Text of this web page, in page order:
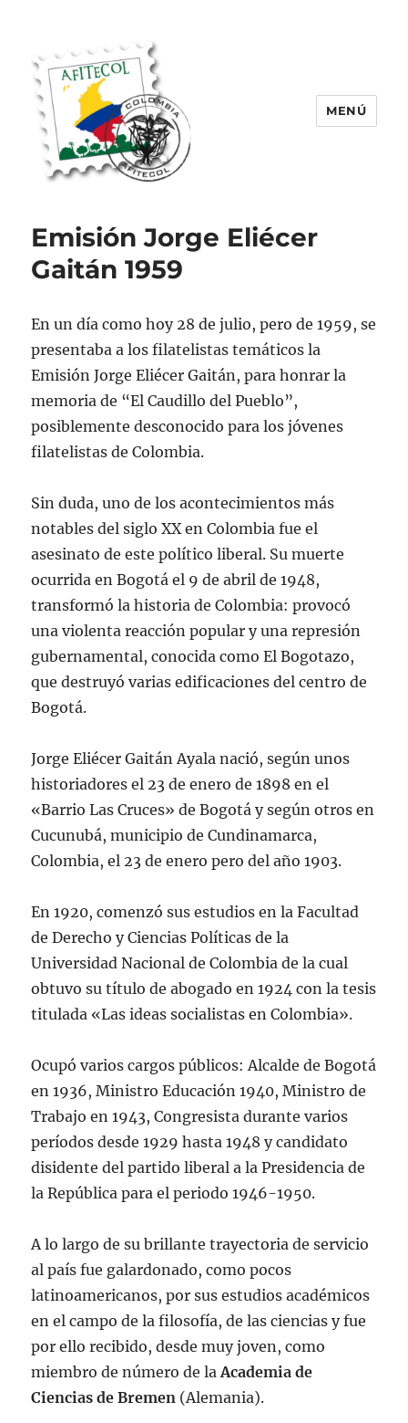
Temática en Colombia | 2008 –
2025
MENÚ
Emisión Jorge Eliécer
Gaitán 1959
En un día como hoy 28 de julio, pero de 1959, se
presentaba a los filatelistas temáticos la
Emisión Jorge Eliécer Gaitán, para honrar la
memoria de “El Caudillo del Pueblo”,
posiblemente desconocido para los jóvenes
filatelistas de Colombia.
Sin duda, uno de los acontecimientos más
notables del siglo XX en Colombia fue el
asesinato de este político liberal. Su muerte
ocurrida en Bogotá el 9 de abril de 1948,
transformó la historia de Colombia: provocó
una violenta reacción popular y una represión
gubernamental, conocida como El Bogotazo,
que destruyó varias edificaciones del centro de
Bogotá.
Jorge Eliécer Gaitán Ayala nació, según unos
historiadores el 23 de enero de 1898 en el
«Barrio Las Cruces» de Bogotá y según otros en
Cucunubá, municipio de Cundinamarca,
Colombia, el 23 de enero pero del año 1903.
En 1920, comenzó sus estudios en la Facultad
de Derecho y Ciencias Políticas de la
Universidad Nacional de Colombia de la cual
obtuvo su título de abogado en 1924 con la tesis
titulada «Las ideas socialistas en Colombia».
Ocupó varios cargos públicos: Alcalde de Bogotá
en 1936, Ministro Educación 1940, Ministro de
Trabajo en 1943, Congresista durante varios
períodos desde 1929 hasta 1948 y candidato
disidente del partido liberal a la Presidencia de
la República para el periodo 1946-1950.
A lo largo de su brillante trayectoria de servicio
al país fue galardonado, como pocos
latinoamericanos, por sus estudios académicos
en el campo de la filosofía, de las ciencias y fue
por ello recibido, desde muy joven, como
miembro de número de laAcademia de
Ciencias de Bremen (Alemania).